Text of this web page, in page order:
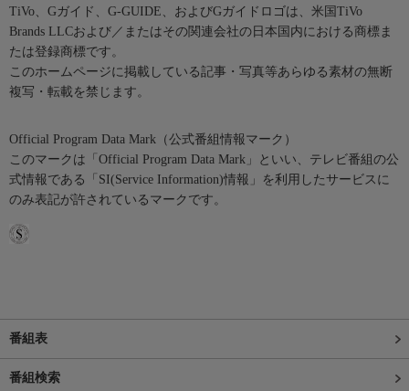
TiVo、Gガイド、G-GUIDE、およびGガイドロゴは、米国TiVo
Brands LLCおよび／またはその関連会社の日本国内における商標ま
たは登録商標です。
このホームページに掲載している記事・写真等あらゆる素材の無断
複写・転載を禁じます。
Official Program Data Mark（公式番組情報マーク）
このマークは「Official Program Data Mark」といい、テレビ番組の公
式情報である「SI(Service Information)情報」を利用したサービスに
のみ表記が許されているマークです。
番組表
番組検索